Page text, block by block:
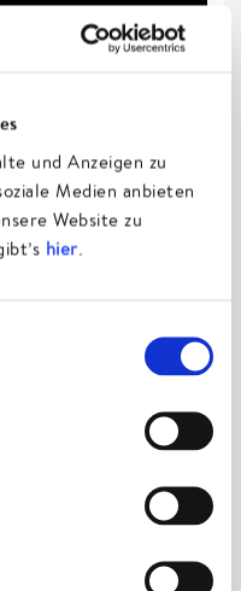
und Anzeigen zu
Medien anbieten
Website zu
hier.
Termine abonnieren:iCal|RSS